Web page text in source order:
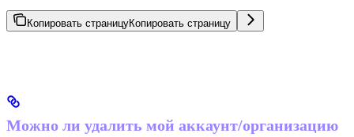
Копировать страницуКопировать страницу
Можно ли удалить мой аккаунт/организацию